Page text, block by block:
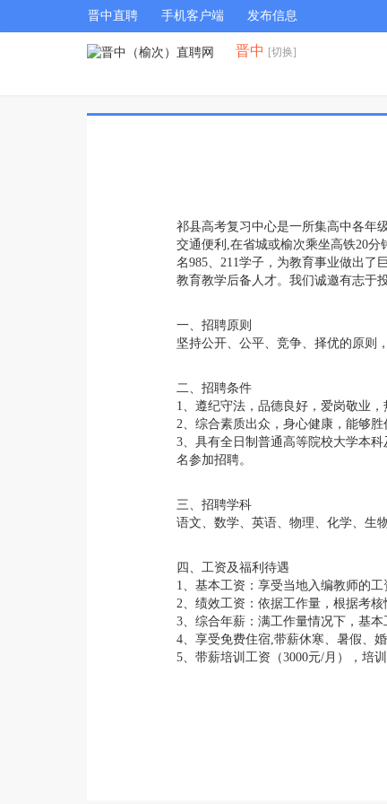
晋中直聘 手机客户端 发布信息
晋中 [切换]
祁县高考复习中心是一所集高中各年
交通便利,在省城或榆次乘坐高铁20
名985、211学子，为教育事业做出
教育教学后备人才。我们诚邀有志于
一、招聘原则
坚持公开、公平、竞争、择优的原则
二、招聘条件
1、遵纪守法，品德良好，爱岗敬业
2、综合素质出众，身心健康，能够
3、具有全日制普通高等院校大学本
名参加招聘。
三、招聘学科
语文、数学、英语、物理、化学、生
四、工资及福利待遇
1、基本工资：享受当地入编教师的
2、绩效工资：依据工作量，根据考
3、综合年薪：满工作量情况下，基
4、享受免费住宿,带薪休寒、暑假、
5、带薪培训工资（3000元/月），培